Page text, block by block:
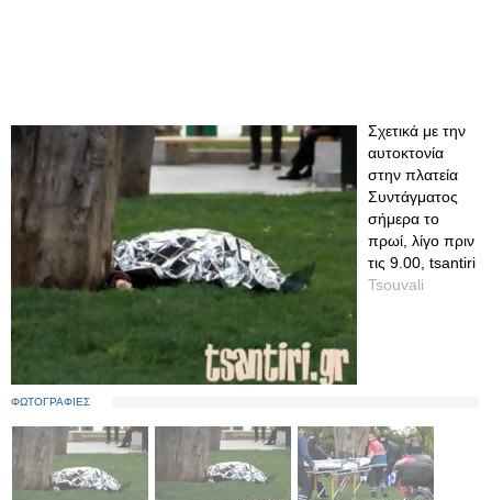
Σχετικά με την
αυτοκτονία
στην πλατεία
Συντάγματος
σήμερα το
πρωί, λίγο πριν
τις 9.00, tsantiri
Tsouvali
ΦΩΤΟΓΡΑΦΙΕΣ